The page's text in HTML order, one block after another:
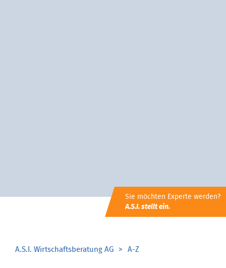
Sie möchten Experte werden?
A.S.I. stellt ein.
A.S.I. Wirtschaftsberatung AG A-Z